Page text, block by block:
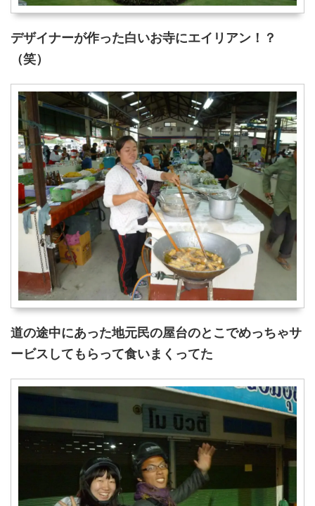
デザイナーが作った白いお寺にエイリアン！？
（笑）
道の途中にあった地元民の屋台のとこでめっちゃサ
ービスしてもらって食いまくってた